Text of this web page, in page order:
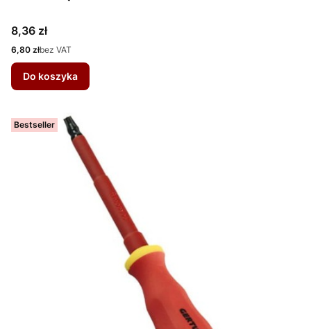
Cena
8,36 zł
Cena
6,80 złbez VAT
Do koszyka
Bestseller